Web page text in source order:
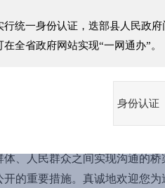
门户网站留言是社会公众通过
体、人民群众之间实现沟通的
开的重要措施。真诚地欢迎您
一身份认证，迭部县人民政府
全省政府网站实现“一网通办”。
身份认证